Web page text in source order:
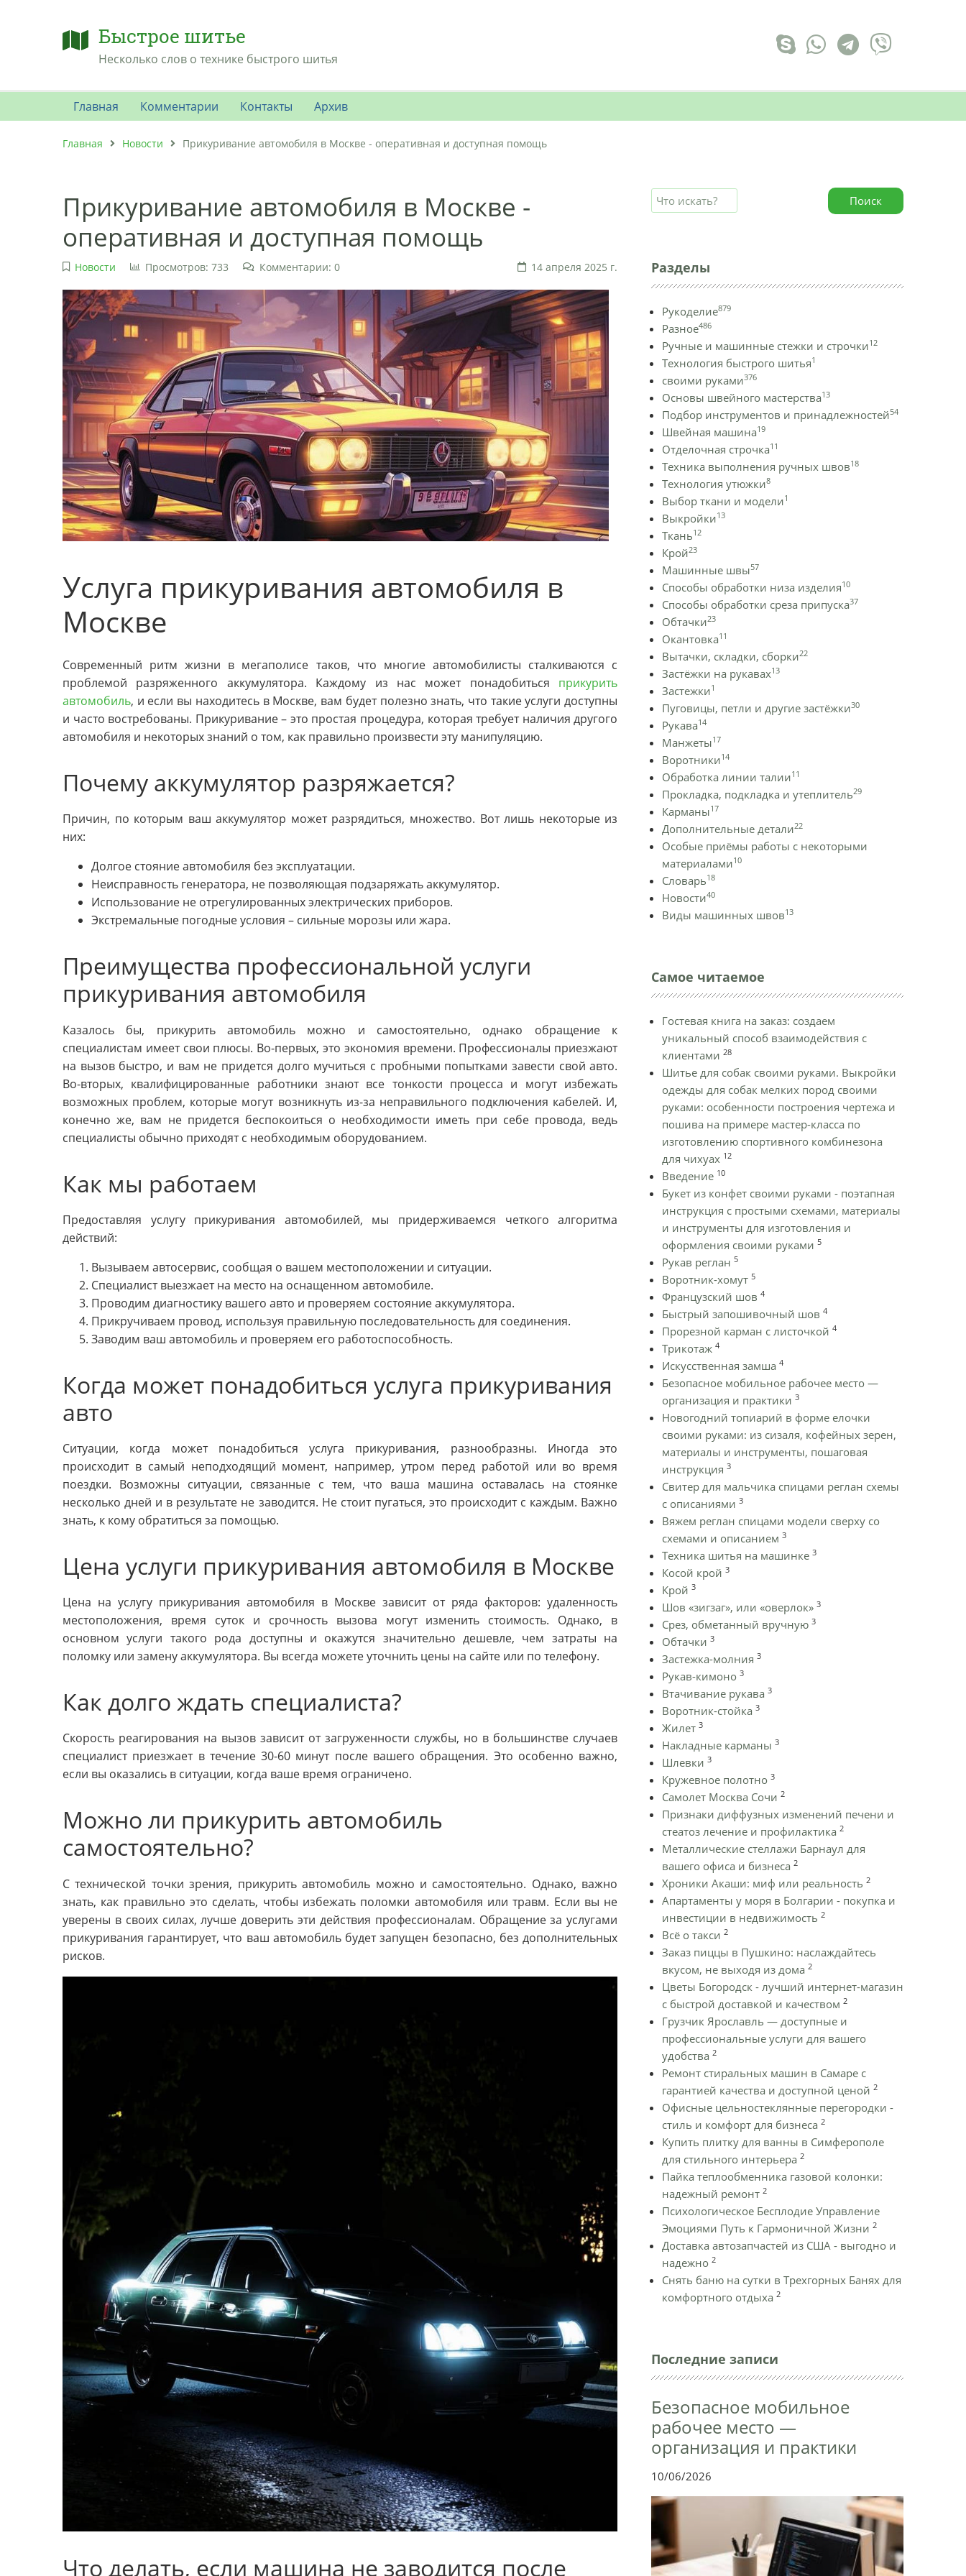
Быстрое шитье
Несколько слов о технике быстрого шитья
Главная Комментарии Контакты Архив
Главная Новости Прикуривание автомобиля в Москве - оперативная и доступная помощь
Прикуривание автомобиля в Москве -
оперативная и доступная помощь
Новости Просмотров: 733 Комментарии: 0 14 апреля 2025 г.
Услуга прикуривания автомобиля в
Москве
Современный ритм жизни в мегаполисе таков, что многие автомобилисты сталкиваются с
проблемой разряженного аккумулятора. Каждому из нас может понадобиться прикурить
автомобиль, и если вы находитесь в Москве, вам будет полезно знать, что такие услуги доступны
и часто востребованы. Прикуривание – это простая процедура, которая требует наличия другого
автомобиля и некоторых знаний о том, как правильно произвести эту манипуляцию.
Почему аккумулятор разряжается?
Причин, по которым ваш аккумулятор может разрядиться, множество. Вот лишь некоторые из
них:
Долгое стояние автомобиля без эксплуатации.
Неисправность генератора, не позволяющая подзаряжать аккумулятор.
Использование не отрегулированных электрических приборов.
Экстремальные погодные условия – сильные морозы или жара.
Преимущества профессиональной услуги
прикуривания автомобиля
Казалось бы, прикурить автомобиль можно и самостоятельно, однако обращение к
специалистам имеет свои плюсы. Во-первых, это экономия времени. Профессионалы приезжают
на вызов быстро, и вам не придется долго мучиться с пробными попытками завести свой авто.
Во-вторых, квалифицированные работники знают все тонкости процесса и могут избежать
возможных проблем, которые могут возникнуть из-за неправильного подключения кабелей. И,
конечно же, вам не придется беспокоиться о необходимости иметь при себе провода, ведь
специалисты обычно приходят с необходимым оборудованием.
Как мы работаем
Предоставляя услугу прикуривания автомобилей, мы придерживаемся четкого алгоритма
действий:
Вызываем автосервис, сообщая о вашем местоположении и ситуации.
Специалист выезжает на место на оснащенном автомобиле.
Проводим диагностику вашего авто и проверяем состояние аккумулятора.
Прикручиваем провод, используя правильную последовательность для соединения.
Заводим ваш автомобиль и проверяем его работоспособность.
Когда может понадобиться услуга прикуривания
авто
Ситуации, когда может понадобиться услуга прикуривания, разнообразны. Иногда это
происходит в самый неподходящий момент, например, утром перед работой или во время
поездки. Возможны ситуации, связанные с тем, что ваша машина оставалась на стоянке
несколько дней и в результате не заводится. Не стоит пугаться, это происходит с каждым. Важно
знать, к кому обратиться за помощью.
Цена услуги прикуривания автомобиля в Москве
Цена на услугу прикуривания автомобиля в Москве зависит от ряда факторов: удаленность
местоположения, время суток и срочность вызова могут изменить стоимость. Однако, в
основном услуги такого рода доступны и окажутся значительно дешевле, чем затраты на
поломку или замену аккумулятора. Вы всегда можете уточнить цены на сайте или по телефону.
Как долго ждать специалиста?
Скорость реагирования на вызов зависит от загруженности службы, но в большинстве случаев
специалист приезжает в течение 30-60 минут после вашего обращения. Это особенно важно,
если вы оказались в ситуации, когда ваше время ограничено.
Можно ли прикурить автомобиль
самостоятельно?
С технической точки зрения, прикурить автомобиль можно и самостоятельно. Однако, важно
знать, как правильно это сделать, чтобы избежать поломки автомобиля или травм. Если вы не
уверены в своих силах, лучше доверить эти действия профессионалам. Обращение за услугами
прикуривания гарантирует, что ваш автомобиль будет запущен безопасно, без дополнительных
рисков.
Что делать, если машина не заводится после
Поиск
Разделы
Рукоделие879
Разное486
Ручные и машинные стежки и строчки12
Технология быстрого шитья1
своими руками376
Основы швейного мастерства13
Подбор инструментов и принадлежностей54
Швейная машина19
Отделочная строчка11
Техника выполнения ручных швов18
Технология утюжки8
Выбор ткани и модели1
Выкройки13
Ткань12
Крой23
Машинные швы57
Способы обработки низа изделия10
Способы обработки среза припуска37
Обтачки23
Окантовка11
Вытачки, складки, сборки22
Застёжки на рукавах13
Застежки1
Пуговицы, петли и другие застёжки30
Рукава14
Манжеты17
Воротники14
Обработка линии талии11
Прокладка, подкладка и утеплитель29
Карманы17
Дополнительные детали22
Особые приёмы работы с некоторыми
материалами10
Словарь18
Новости40
Виды машинных швов13
Самое читаемое
Гостевая книга на заказ: создаем
уникальный способ взаимодействия с
клиентами 28
Шитье для собак своими руками. Выкройки
одежды для собак мелких пород своими
руками: особенности построения чертежа и
пошива на примере мастер-класса по
изготовлению спортивного комбинезона
для чихуах 12
Введение 10
Букет из конфет своими руками - поэтапная
инструкция с простыми схемами, материалы
и инструменты для изготовления и
оформления своими руками 5
Рукав реглан 5
Воротник-хомут 5
Французский шов 4
Быстрый запошивочный шов 4
Прорезной карман с листочкой 4
Трикотаж 4
Искусственная замша 4
Безопасное мобильное рабочее место —
организация и практики 3
Новогодний топиарий в форме елочки
своими руками: из сизаля, кофейных зерен,
материалы и инструменты, пошаговая
инструкция 3
Cвитер для мальчика спицами реглан схемы
с описаниями 3
Вяжем реглан спицами модели сверху со
схемами и описанием 3
Техника шитья на машинке 3
Косой крой 3
Крой 3
Шов «зигзаг», или «оверлок» 3
Срез, обметанный вручную 3
Обтачки 3
Застежка-молния 3
Рукав-кимоно 3
Втачивание рукава 3
Воротник-стойка 3
Жилет 3
Накладные карманы 3
Шлевки 3
Кружевное полотно 3
Самолет Москва Сочи 2
Признаки диффузных изменений печени и
стеатоз лечение и профилактика 2
Металлические стеллажи Барнаул для
вашего офиса и бизнеса 2
Хроники Акаши: миф или реальность 2
Апартаменты у моря в Болгарии - покупка и
инвестиции в недвижимость 2
Всё о такси 2
Заказ пиццы в Пушкино: наслаждайтесь
вкусом, не выходя из дома 2
Цветы Богородск - лучший интернет-магазин
с быстрой доставкой и качеством 2
Грузчик Ярославль — доступные и
профессиональные услуги для вашего
удобства 2
Ремонт стиральных машин в Самаре с
гарантией качества и доступной ценой 2
Офисные цельностеклянные перегородки -
стиль и комфорт для бизнеса 2
Купить плитку для ванны в Симферополе
для стильного интерьера 2
Пайка теплообменника газовой колонки:
надежный ремонт 2
Психологическое Бесплодие Управление
Эмоциями Путь к Гармоничной Жизни 2
Доставка автозапчастей из США - выгодно и
надежно 2
Снять баню на сутки в Трехгорных Банях для
комфортного отдыха 2
Последние записи
Безопасное мобильное
рабочее место —
организация и практики
10/06/2026